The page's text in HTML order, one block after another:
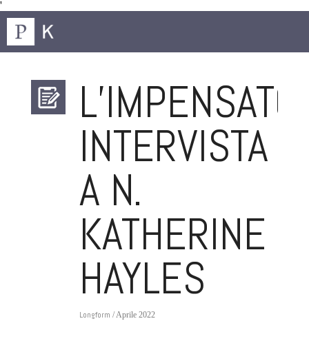
'
L’IMPENSATO.
INTERVISTA
A N.
KATHERINE
HAYLES
Longform / Aprile 2022